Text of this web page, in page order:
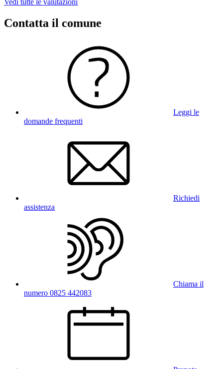
Contatta il comune
Leggi le
domande frequenti
Richiedi
assistenza
Chiama il
numero 0825 442083